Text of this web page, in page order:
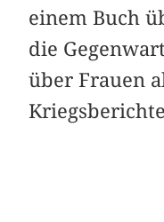
einem Buch
die
über Frauen